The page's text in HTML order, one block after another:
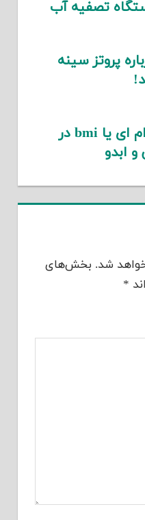
تصفیه آب
پروتز سینه
نحوه محاسبه بی ام ای یا bmi در
و ابدو
شد. بخش‌های
*